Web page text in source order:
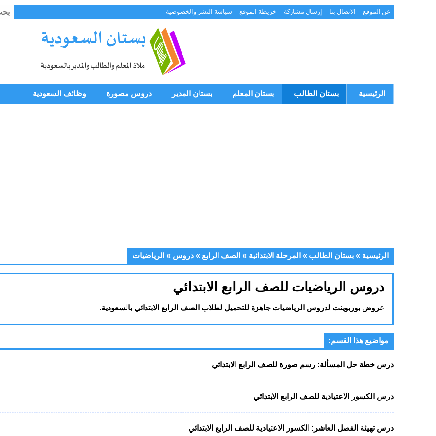
عن الموقع الاتصال بنا إرسال مشاركة خريطة الموقع سياسة النشر والخصوصية
عن:
الرئيسية بستان الطالب بستان المعلم بستان المدير دروس مصورة وظائف السعودية
الرئيسية » بستان الطالب » المرحلة الابتدائية » الصف الرابع » دروس » الرياضيات
دروس الرياضيات للصف الرابع الابتدائي
عروض بوربوينت لدروس الرياضيات جاهزة للتحميل لطلاب الصف الرابع الابتدائي بالسعودية.
مواضيع هذا القسم:
درس خطة حل المسألة: رسم صورة للصف الرابع الابتدائي
درس الكسور الاعتيادية للصف الرابع الابتدائي
درس تهيئة الفصل العاشر: الكسور الاعتيادية للصف الرابع الابتدائي